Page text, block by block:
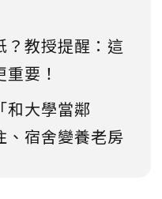
？教授提醒：這
要！
和大學當鄰
、宿舍變養老房